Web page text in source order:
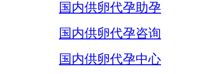
国内供卵代孕助孕
国内供卵代孕咨询
国内供卵代孕中心